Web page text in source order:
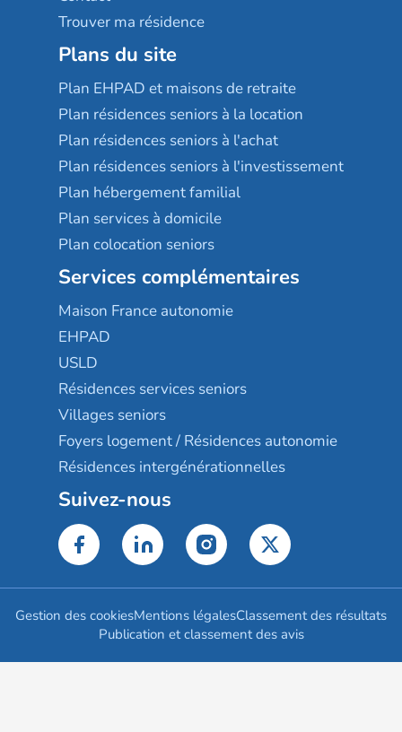
Trouver ma résidence
Plans du site
Plan EHPAD et maisons de retraite
Plan résidences seniors à la location
Plan résidences seniors à l'achat
Plan résidences seniors à l'investissement
Plan hébergement familial
Plan services à domicile
Plan colocation seniors
Services complémentaires
Maison France autonomie
EHPAD
USLD
Résidences services seniors
Villages seniors
Foyers logement / Résidences autonomie
Résidences intergénérationnelles
Suivez-nous
Gestion des cookiesMentions légalesClassement des résultats
Publication et classement des avis